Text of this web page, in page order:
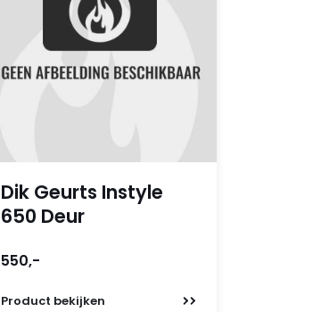
Dik Geurts Instyle
650 Deur
550,-
Product bekijken